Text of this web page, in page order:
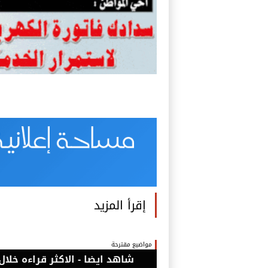
إقرأ المزيد
مواضيع مقترحة
شاهد ايضا - الاكثر قراءه خلال 24